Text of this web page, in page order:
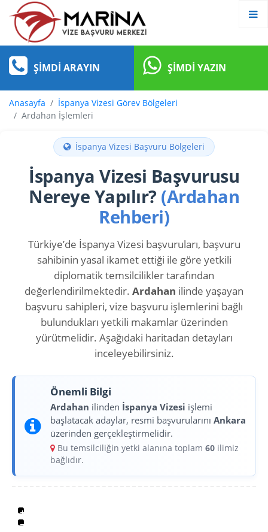
ŞIMDI ARAYIN ŞIMDI YAZIN
Anasayfa
İspanya Vizesi Görev Bölgeleri
Ardahan İşlemleri
İspanya Vizesi Başvuru Bölgeleri
İspanya Vizesi Başvurusu
Nereye Yapılır? (Ardahan
Rehberi)
Türkiye’de İspanya Vizesi başvuruları, başvuru
sahibinin yasal ikamet ettiği ile göre yetkili
diplomatik temsilcilikler tarafından
değerlendirilmektedir. Ardahan ilinde yaşayan
başvuru sahipleri, vize başvuru işlemlerini bağlı
bulundukları yetkili makamlar üzerinden
yürütmelidir. Aşağıdaki haritadan detayları
inceleyebilirsiniz.
Önemli Bilgi
Ardahan ilinden İspanya Vizesi işlemi
başlatacak adaylar, resmi başvurularını Ankara
üzerinden gerçekleştirmelidir.
Bu temsilciliğin yetki alanına toplam 60 ilimiz
bağlıdır.
+
−